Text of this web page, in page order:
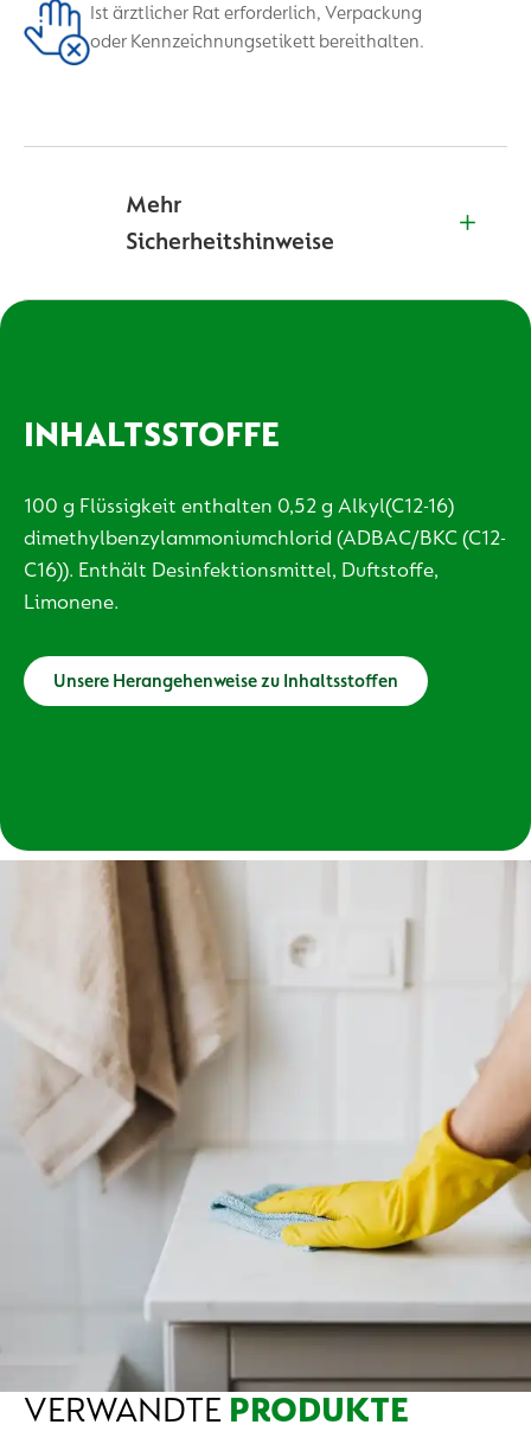
Ist ärztlicher Rat erforderlich, Verpackung
oder Kennzeichnungsetikett bereithalten.
Mehr
Sicherheitshinweise
INHALTSSTOFFE
100 g Flüssigkeit enthalten 0,52 g Alkyl(C12-16)
dimethylbenzylammoniumchlorid (ADBAC/BKC (C12-
C16)). Enthält Desinfektionsmittel, Duftstoffe,
Limonene.
Unsere Herangehenweise zu Inhaltsstoffen
VERWANDTE PRODUKTE